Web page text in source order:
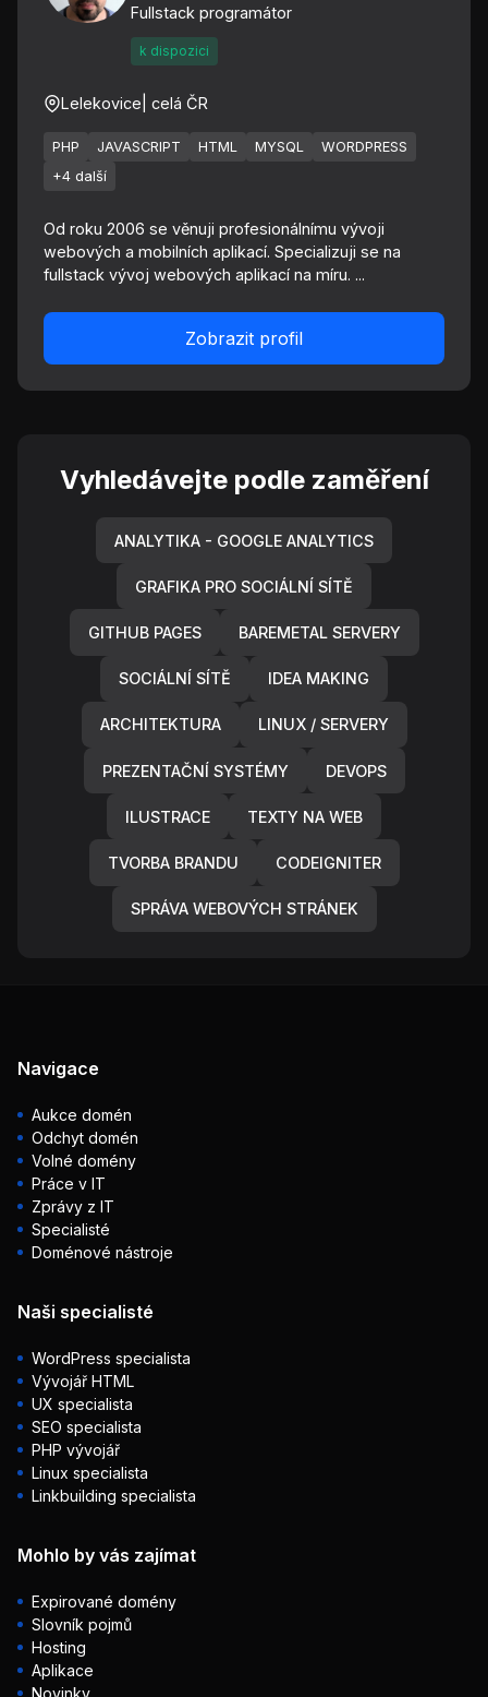
Fullstack programátor
k dispozici
Lelekovice | celá ČR
PHP JAVASCRIPT HTML MYSQL
WORDPRESS
+4 další
Od roku 2006 se věnuji profesionálnímu vývoji
webových a mobilních aplikací. Specializuji se na
fullstack vývoj webových aplikací na míru. ...
Zobrazit profil
Vyhledávejte podle zaměření
ANALYTIKA - GOOGLE ANALYTICS
GRAFIKA PRO SOCIÁLNÍ SÍTĚ
GITHUB PAGES BAREMETAL SERVERY
SOCIÁLNÍ SÍTĚ IDEA MAKING
ARCHITEKTURA LINUX / SERVERY
PREZENTAČNÍ SYSTÉMY DEVOPS
ILUSTRACE TEXTY NA WEB
TVORBA BRANDU CODEIGNITER
SPRÁVA WEBOVÝCH STRÁNEK
Navigace
Aukce domén
Odchyt domén
Volné domény
Práce v IT
Zprávy z IT
Specialisté
Doménové nástroje
Naši specialisté
WordPress specialista
Vývojář HTML
UX specialista
SEO specialista
PHP vývojář
Linux specialista
Linkbuilding specialista
Mohlo by vás zajímat
Expirované domény
Slovník pojmů
Hosting
Aplikace
Novinky